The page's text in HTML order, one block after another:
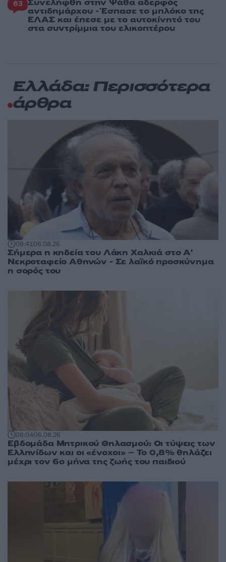
63 Συνελήφθη στην Ψάθα αδερφός
αντιδημάρχου - Έσπασε το μπλόκο της
ΕΛΑΣ και έπεσε με το αυτοκίνητό του
στα συντρίμμια του ελικοπτέρου
Ελλάδα: Περισσότερα
άρθρα
08:4106.08.26
Σήμερα η κηδεία του Λάκη Χαλκιά στο Α'
Νεκροταφείο Αθηνών - Σε λαϊκό προσκύνημα
η σορός του
08:0406.08.26
Εβδομάδα Μητρικού Θηλασμού: Οι τύψεις των
Ελληνίδων και οι «ένοχοι» – Το 0,8% θηλάζει
μέχρι τον 6ο μήνα της ζωής του παιδιού